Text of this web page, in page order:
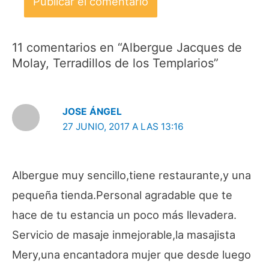
11 comentarios en “Albergue Jacques de
Molay, Terradillos de los Templarios”
JOSE ÁNGEL
27 JUNIO, 2017 A LAS 13:16
Albergue muy sencillo,tiene restaurante,y una
pequeña tienda.Personal agradable que te
hace de tu estancia un poco más llevadera.
Servicio de masaje inmejorable,la masajista
Mery,una encantadora mujer que desde luego